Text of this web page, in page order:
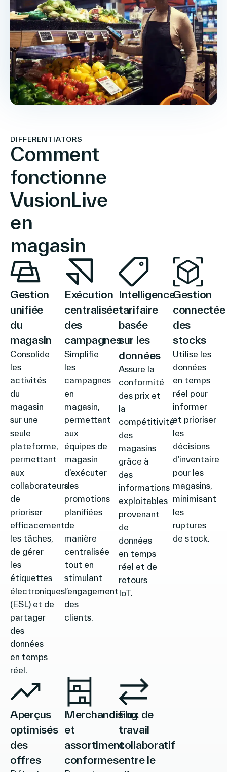
DIFFERENTIATORS
Comment
fonctionne
VusionLive
en
magasin
Gestion
unifiée
du
magasin
Consolide
les
activités
du
magasin
sur une
seule
plateforme,
permettant
aux
collaborateurs
de
prioriser
efficacement
les tâches,
de gérer
les
étiquettes
électroniques
(ESL) et de
partager
des
données
en temps
réel.
Exécution
centralisée
des
campagnes
Simplifie
les
campagnes
en
magasin,
permettant
aux
équipes de
magasin
d’exécuter
des
promotions
planifiées
de
manière
centralisée
tout en
stimulant
l’engagement
des
clients.
Intelligence
tarifaire
basée
sur les
données
Assure la
conformité
des prix et
la
compétitivité
des
magasins
grâce à
des
informations
exploitables
provenant
de
données
en temps
réel et de
retours
IoT.
Gestion
connectée
des
stocks
Utilise les
données
en temps
réel pour
informer
et prioriser
les
décisions
d’inventaire
pour les
magasins,
minimisant
les
ruptures
de stock.
Aperçus
optimisés
des
offres
Merchandising
et
assortiment
conformes
Flux de
travail
collaboratif
entre le